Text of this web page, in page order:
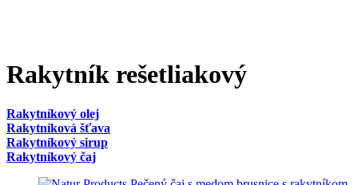
Rakytník rešetliakový
Rakytníkový olej
Rakytníková šťava
Rakytníkový sirup
Rakytníkový čaj